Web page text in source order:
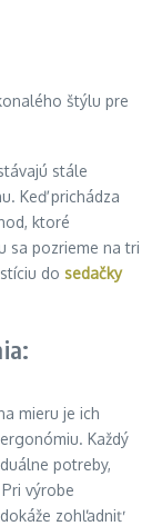
stále
Keď prichádza
ktoré
sa pozrieme na tri
do sedačky
mieru je ich
Každý
potreby,
výrobe
zohľadniť